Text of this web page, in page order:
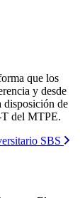
que los
y desde
disposición de
del MTPE.
SBS